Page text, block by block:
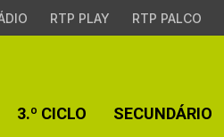
RTP PLAY RTP PALCO
3.º CICLO SECUNDÁRIO